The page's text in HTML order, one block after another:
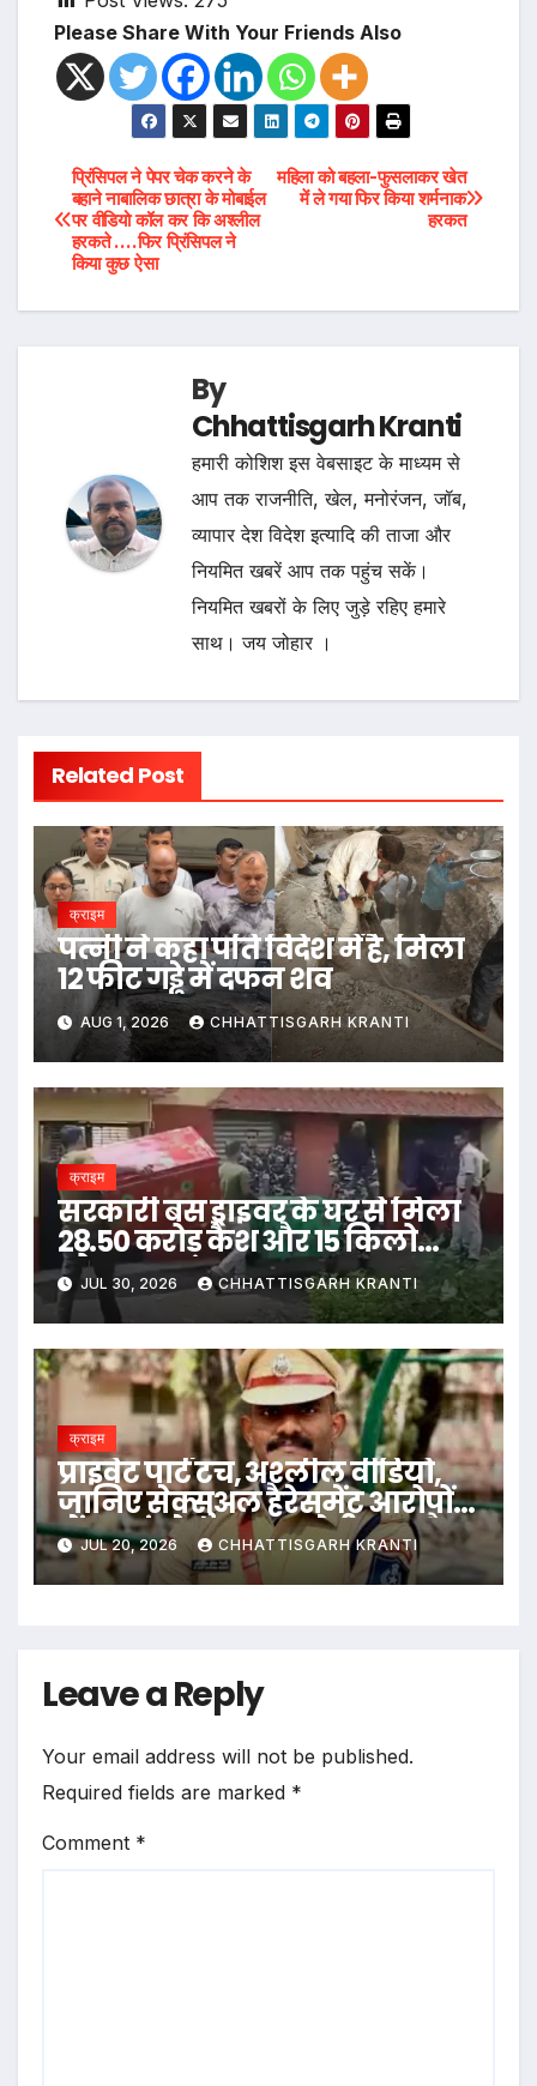
Please Share With Your Friends Also
Post
navigation
महिला को बहला-फुसलाकर खेत
में ले गया फिर किया शर्मनाक
हरकत
प्रिंसिपल ने पेपर चेक करने के
बहाने नाबालिक छात्रा के मोबाईल
पर वीडियो कॉल कर कि अश्लील
हरकते ….फिर प्रिंसिपल ने
किया कुछ ऐसा
By
Chhattisgarh Kranti
हमारी कोशिश इस वेबसाइट के माध्यम से
आप तक राजनीति, खेल, मनोरंजन, जॉब,
व्यापार देश विदेश इत्यादि की ताजा और
नियमित खबरें आप तक पहुंच सकें।
नियमित खबरों के लिए जुड़े रहिए हमारे
साथ। जय जोहार ।
Related Post
क्राइम
पत्नी ने कहा पति विदेश में है, मिला
12 फीट गड्ढे में दफन शव
AUG 1, 2026 CHHATTISGARH KRANTI
क्राइम
सरकारी बस ड्राइवर के घर से मिला
28.50 करोड़ कैश और 15 किलो
सोना
JUL 30, 2026 CHHATTISGARH KRANTI
क्राइम
प्राइवेट पार्ट टच, अश्लील वीडियो,
जानिए सेक्सुअल हैरेसमेंट आरोपों
में बुरा फंसे उदय कृष्ण रेड्डी IPS कौन
JUL 20, 2026 CHHATTISGARH KRANTI
Leave a Reply
Your email address will not be published.
Required fields are marked *
Comment *